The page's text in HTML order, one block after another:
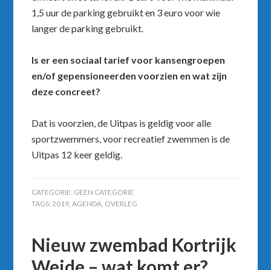
1,5 uur de parking gebruikt en 3 euro voor wie
langer de parking gebruikt.
Is er een sociaal tarief voor kansengroepen
en/of gepensioneerden voorzien en wat zijn
deze concreet?
Dat is voorzien, de Uitpas is geldig voor alle
sportzwemmers, voor recreatief zwemmen is de
Uitpas 12 keer geldig.
CATEGORIE: GEEN CATEGORIE
TAGS:2019,AGENDA, OVERLEG
Nieuw zwembad Kortrijk